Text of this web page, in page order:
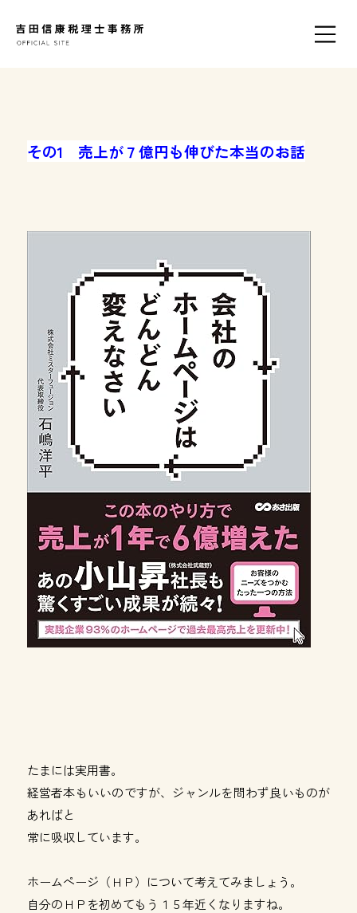
その1 売上が７億円も伸びた本当のお話
たまには実用書。
経営者本もいいのですが、ジャンルを問わず良いものが
あればと
常に吸収しています。
ホームページ（ＨＰ）について考えてみましょう。
自分のＨＰを初めてもう１５年近くなりますね。